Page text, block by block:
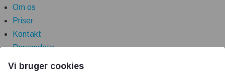
Om os
Priser
Kontakt
Persondata
Vi bruger cookies